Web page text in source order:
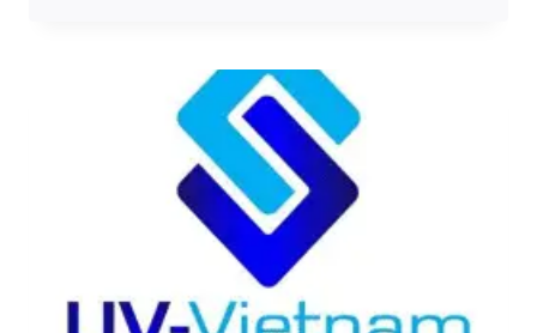
NHÂN
VIÊN
KIỂM
TRA
CHẤT
LƯỢNG
[LONG